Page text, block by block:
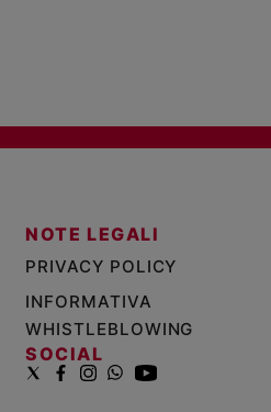
NOTE LEGALI
PRIVACY POLICY
INFORMATIVA
WHISTLEBLOWING
SOCIAL